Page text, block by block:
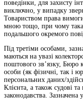
поведінки, для захисту
виключно, у випадку
Товариством права
мною тощо, при чому така
подальшого окремого
Під третіми особами,
маються на увазі
поштового зв’язку, Бюро
особи (як фізичні, так і
персональних даних/
Клієнта, а також судові
законодавства.